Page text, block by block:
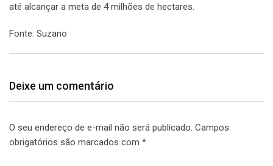
até alcançar a meta de 4 milhões de hectares.
Fonte: Suzano
Deixe um comentário
O seu endereço de e-mail não será publicado. Campos
obrigatórios são marcados com *